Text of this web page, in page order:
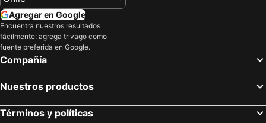
Agregar en Google
Encuentra nuestros resultados
fácilmente: agrega trivago como
fuente preferida en Google.
Compañía
Nuestros productos
Términos y políticas